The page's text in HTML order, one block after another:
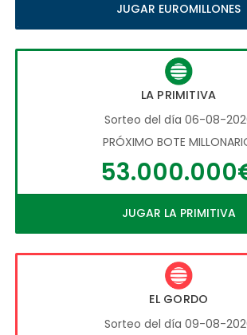
JUGAR EUROMILLONES
LA PRIMITIVA
Sorteo del día 06-08-
PRÓXIMO BOTE
JUGAR LA PRIMITIVA
EL GORDO
Sorteo del día 09-08-